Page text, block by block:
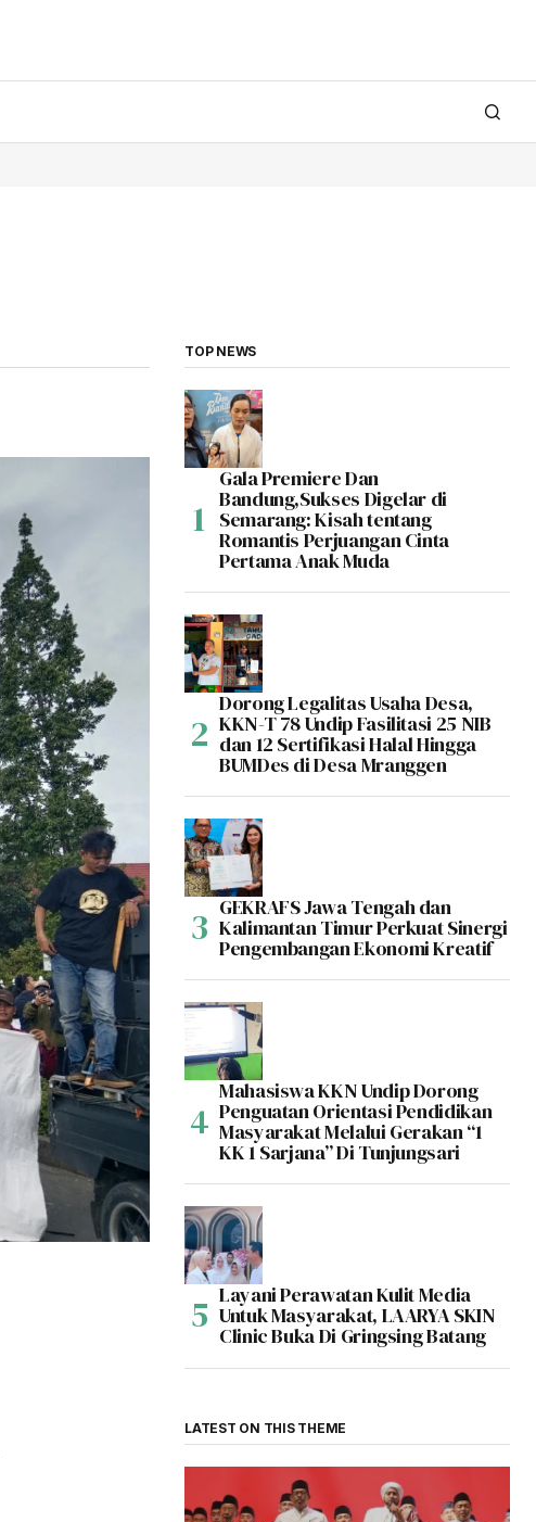
TOP NEWS
Gala Premiere Dan
Bandung,Sukses Digelar di
Semarang: Kisah tentang
Romantis Perjuangan Cinta
Pertama Anak Muda
Dorong Legalitas Usaha Desa,
KKN-T 78 Undip Fasilitasi 25 NIB
dan 12 Sertifikasi Halal Hingga
BUMDes di Desa Mranggen
GEKRAFS Jawa Tengah dan
Kalimantan Timur Perkuat Sinergi
Pengembangan Ekonomi Kreatif
Mahasiswa KKN Undip Dorong
Penguatan Orientasi Pendidikan
Masyarakat Melalui Gerakan “1
KK 1 Sarjana” Di Tunjungsari
Layani Perawatan Kulit Media
Untuk Masyarakat, LAARYA SKIN
Clinic Buka Di Gringsing Batang
LATEST ON THIS THEME